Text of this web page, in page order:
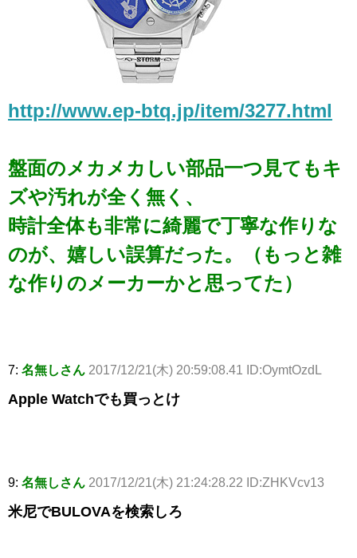
http://www.ep-btq.jp/item/3277.html
盤面のメカメカしい部品一つ見てもキ
ズや汚れが全く無く、
時計全体も非常に綺麗で丁寧な作りな
のが、嬉しい誤算だった。（もっと雑
な作りのメーカーかと思ってた）
7: 名無しさん 2017/12/21(木) 20:59:08.41 ID:OymtOzdL
Apple Watchでも買っとけ
9: 名無しさん 2017/12/21(木) 21:24:28.22 ID:ZHKVcv13
米尼でBULOVAを検索しろ